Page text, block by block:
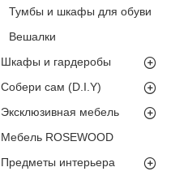
Тумбы и шкафы для обуви
Вешалки
Шкафы и гардеробы
Собери сам (D.I.Y)
Эксклюзивная мебель
Мебель ROSEWOOD
Предметы интерьера